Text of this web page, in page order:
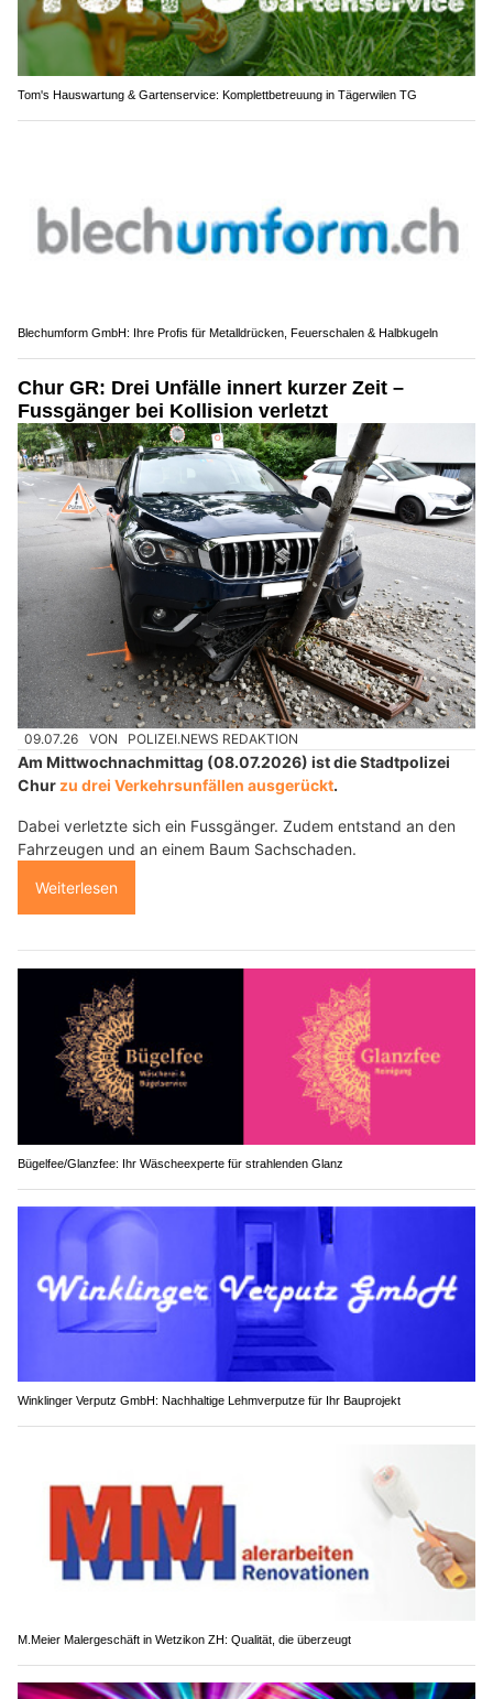
Tom's Hauswartung & Gartenservice: Komplettbetreuung in Tägerwilen TG
Blechumform GmbH: Ihre Profis für Metalldrücken, Feuerschalen & Halbkugeln
Chur GR: Drei Unfälle innert kurzer Zeit –
Fussgänger bei Kollision verletzt
09.07.26 VON POLIZEI.NEWS REDAKTION
Am Mittwochnachmittag (08.07.2026) ist die Stadtpolizei
Chur zu drei Verkehrsunfällen ausgerückt.
Dabei verletzte sich ein Fussgänger. Zudem entstand an den
Fahrzeugen und an einem Baum Sachschaden.
Weiterlesen
Bügelfee/Glanzfee: Ihr Wäscheexperte für strahlenden Glanz
Winklinger Verputz GmbH: Nachhaltige Lehmverputze für Ihr Bauprojekt
M.Meier Malergeschäft in Wetzikon ZH: Qualität, die überzeugt